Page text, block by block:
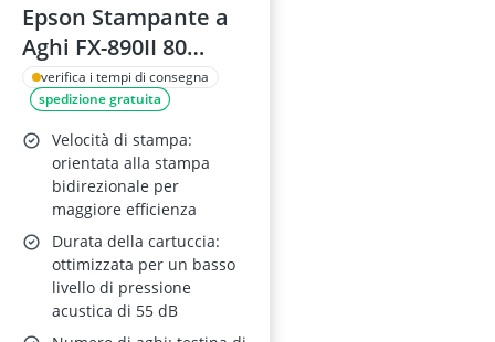
Epson Stampante a
Aghi FX-890II 80
Colonne 18 Aghi
verifica i tempi di consegna
spedizione gratuita
Velocità di stampa:
orientata alla stampa
bidirezionale per
maggiore efficienza
Durata della cartuccia:
ottimizzata per un basso
livello di pressione
acustica di 55 dB